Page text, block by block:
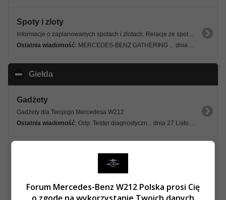
Spoty i zloty
Informacje o zaplanowanych spotach i zlotach. Relacje ze spotów i zlotów.
Ostatnia wiadomość: MERCEDES-BENZ GATHERING ... dnia 02 Maja 2026, 00:07 18s
Giełda
Gadżety
Gadżety dla Twojego Mercedesa W212
Ostatnia wiadomość: Odp: Tester diagnostyczn... dnia 27 Listopada 2024, 11:21 22s
: Sprzedam w212 e350 4mati... dnia 18 Lipca 2026, 22:06 12s
Forum Mercedes-Benz W212 Polska prosi Cię
o zgodę na wykorzystanie Twoich danych